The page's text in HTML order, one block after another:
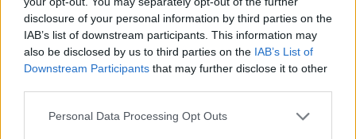
disclosure of your personal information by third parties on the
IAB’s list of downstream participants. This information may
also be disclosed by us to third parties on the IAB’s List of
Downstream Participants that may further disclose it to other
Personal Data Processing Opt Outs
με αυτές τις γυναίκες και η κατηγορία ότι οι
ασκητικές αυστηρότητες οδήγησαν στον θάνατο
μιας εξ αυτών, ανάγκασαν τον Ιερώνυμο να
φύγει από τη Ρώμη για τους Αγίους Τόπους λίγο
μετά τον θάνατο του Πάπα Δαμάσου το 384.